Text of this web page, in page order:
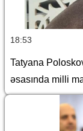
18:53
Tatyana
əsasında milli